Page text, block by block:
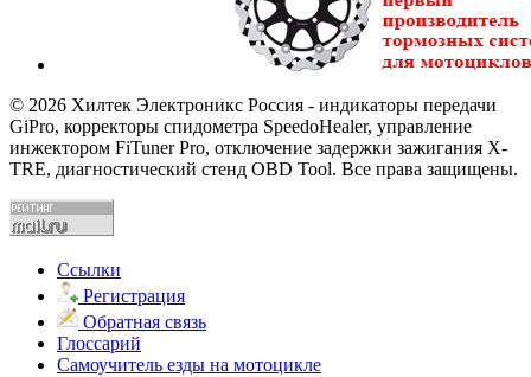
© 2026 Хилтек Электроникс Россия - индикаторы передачи
GiPro, корректоры спидометра SpeedoHealer, управление
инжектором FiTuner Pro, отключение задержки зажигания X-
TRE, диагностический стенд OBD Tool. Все права защищены.
Ссылки
Регистрация
Обратная связь
Глоссарий
Самоучитель езды на мотоцикле